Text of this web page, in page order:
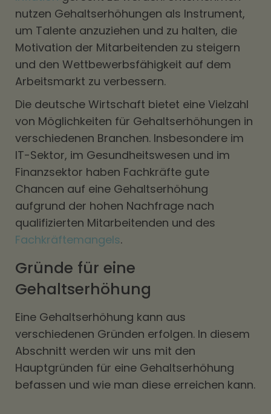
nutzen Gehaltserhöhungen als Instrument,
um Talente anzuziehen und zu halten, die
Motivation der Mitarbeitenden zu steigern
und den Wettbewerbsfähigkeit auf dem
Arbeitsmarkt zu verbessern.
Die deutsche Wirtschaft bietet eine Vielzahl
von Möglichkeiten für Gehaltserhöhungen in
verschiedenen Branchen. Insbesondere im
IT-Sektor, im Gesundheitswesen und im
Finanzsektor haben Fachkräfte gute
Chancen auf eine Gehaltserhöhung
aufgrund der hohen Nachfrage nach
qualifizierten Mitarbeitenden und des
Fachkräftemangels.
Gründe für eine
Gehaltserhöhung
Eine Gehaltserhöhung kann aus
verschiedenen Gründen erfolgen. In diesem
Abschnitt werden wir uns mit den
Hauptgründen für eine Gehaltserhöhung
befassen und wie man diese erreichen kann.